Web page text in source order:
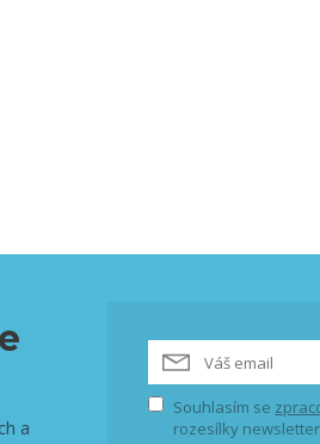
a
Souhlasím se
rozesílky